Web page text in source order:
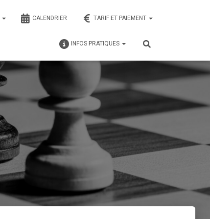
CALENDRIER TARIF ET PAIEMENT
INFOS PRATIQUES